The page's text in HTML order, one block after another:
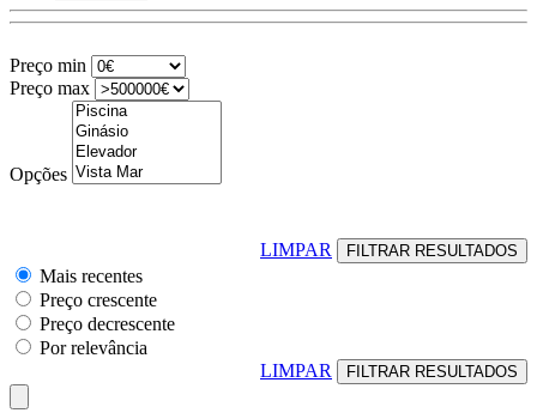
Preço min
Preço max
Opções
LIMPAR
Mais recentes
Preço crescente
Preço decrescente
Por relevância
LIMPAR